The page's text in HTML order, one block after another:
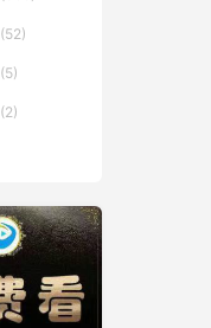
(52)
(5)
(2)